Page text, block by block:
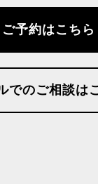
ご予約はこちら
でのご相談は